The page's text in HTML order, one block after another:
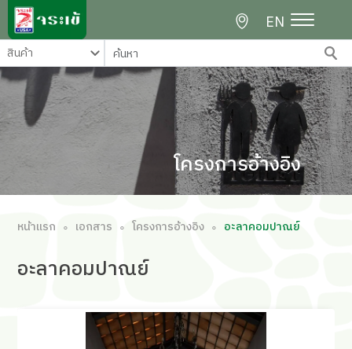
EN
โครงการอ้างอิง
หน้าแรก ∘ เอกสาร ∘ โครงการอ้างอิง ∘ อะลาคอมปาณย์
อะลาคอมปาณย์